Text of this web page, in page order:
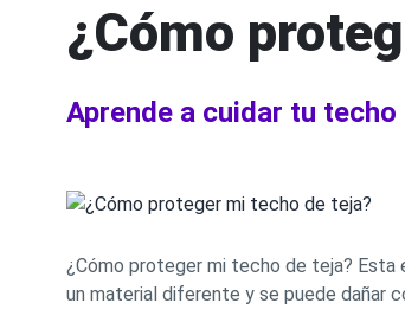
¿Cómo
Aprende a cuidar tu
¿Cómo proteger mi techo de teja? Esta
un material diferente y se puede dañar